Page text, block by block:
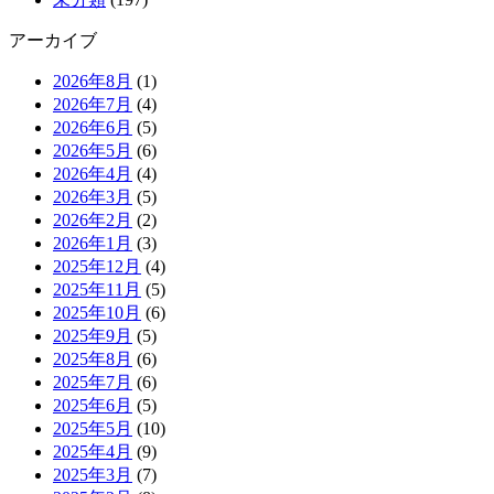
アーカイブ
2026年8月 (1)
2026年7月 (4)
2026年6月 (5)
2026年5月 (6)
2026年4月 (4)
2026年3月 (5)
2026年2月 (2)
2026年1月 (3)
2025年12月 (4)
2025年11月 (5)
2025年10月 (6)
2025年9月 (5)
2025年8月 (6)
2025年7月 (6)
2025年6月 (5)
2025年5月 (10)
2025年4月 (9)
2025年3月 (7)